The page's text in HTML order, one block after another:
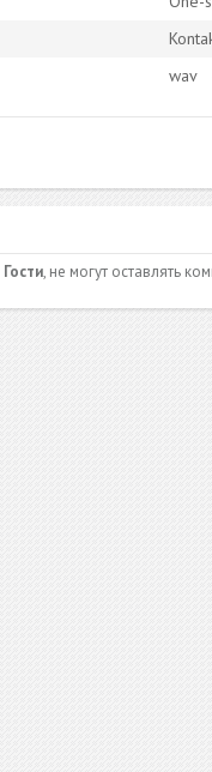
wav
Гости, не могут оставлять